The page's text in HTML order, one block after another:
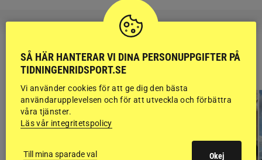
RIDSPORT
BLOGGAR
SÅ HÄR HANTERAR VI DINA PERSONUPPGIFTER PÅ
TIDNINGENRIDSPORT.SE
Vi använder cookies för att ge dig den bästa
användarupplevelsen och för att utveckla och förbättra
våra tjänster.
Läs vår integritetspolicy
Till mina sparade val Okej